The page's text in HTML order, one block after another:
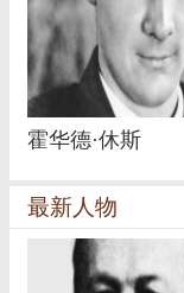
霍华德·休斯
最新人物